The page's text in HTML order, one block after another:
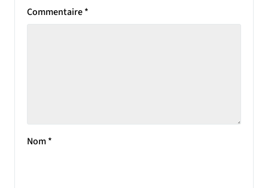
Commentaire*
Nom*